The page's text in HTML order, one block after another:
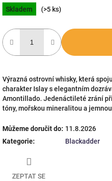
Měrná
cena:
Skladem (>5 ks)
Výrazná ostrovní whisky, která
charakter Islay s elegantním
Amontillado. Jedenáctileté zrání
tóny, mořskou mineralitou a
Můžeme doručit do: 11.8.2026
Kategorie: Blackadder
ZEPTAT SE